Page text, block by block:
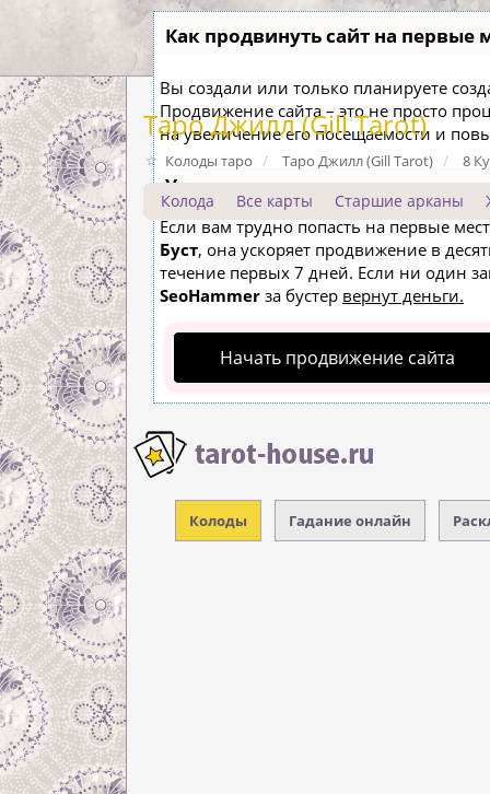
Как продвинуть сайт на первые
Вы создали или только планируете
Продвижение сайта – это не просто
на увеличение его посещаемости и
Ускорение продвижения
Если вам трудно попасть на первые
Буст, она ускоряет продвижение в
течение первых 7 дней. Если ни один
SeoHammer за бустер вернут деньги.
Начать продвижение сайта
Колоды Гадание онлайн
Таро Джилл (Gill Tarot)
Колоды таро Таро Джилл (Gill Tarot) 8
Колода Все карты Старшие арканы